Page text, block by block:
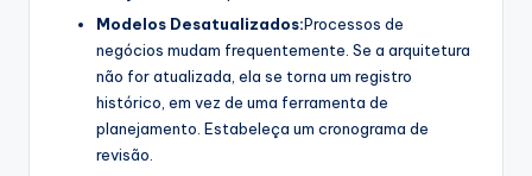
Modelos Desatualizados:Processos de
negócios mudam frequentemente. Se a arquitetura
não for atualizada, ela se torna um registro
histórico, em vez de uma ferramenta de
planejamento. Estabeleça um cronograma de
revisão.